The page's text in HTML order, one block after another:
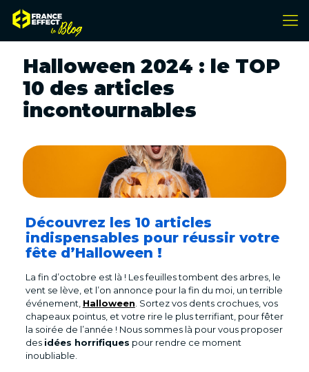
Halloween 2024 : le TOP
10 des articles
incontournables
Découvrez les 10 articles
indispensables pour réussir votre
fête d’Halloween !
La fin d’octobre est là ! Les feuilles tombent des arbres, le
vent se lève, et l’on annonce pour la fin du moi, un terrible
événement, Halloween. Sortez vos dents crochues, vos
chapeaux pointus, et votre rire le plus terrifiant, pour fêter
la soirée de l’année ! Nous sommes là pour vous proposer
des idées horrifiques pour rendre ce moment
inoubliable.